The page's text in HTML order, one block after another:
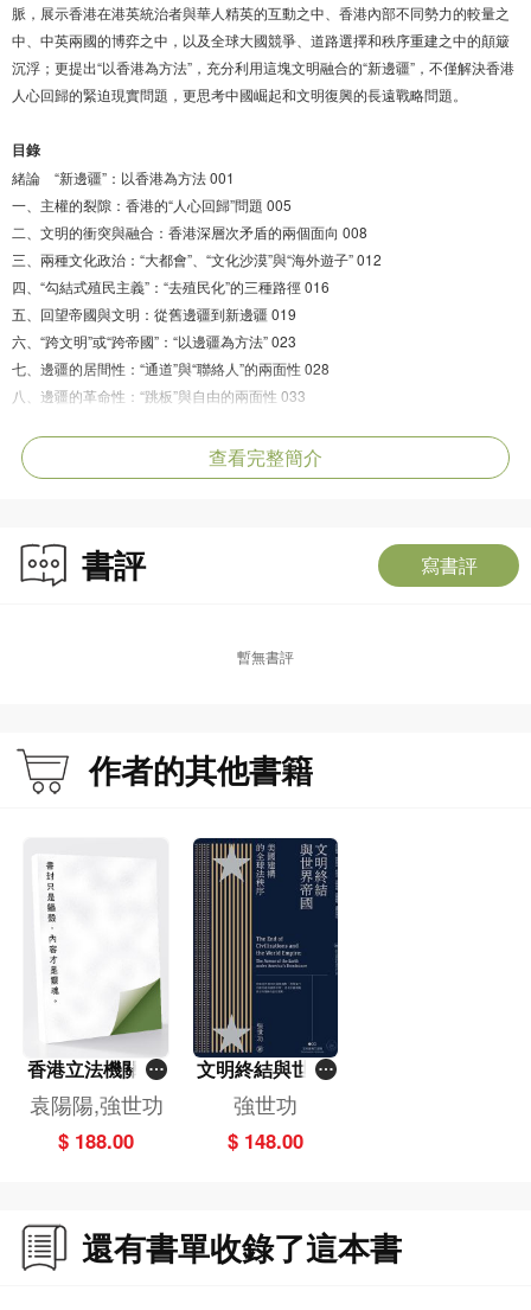
脈，展示香港在港英統治者與華人精英的互動之中、香港內部不同勢力的較量之
中、中英兩國的博弈之中，以及全球大國競爭、道路選擇和秩序重建之中的顛簸
沉浮；更提出“以香港為方法”，充分利用這塊文明融合的“新邊疆”，不僅解決香港
人心回歸的緊迫現實問題，更思考中國崛起和文明復興的長遠戰略問題。
目錄
緒論 “新邊疆”：以香港為方法 001
一、主權的裂隙：香港的“人心回歸”問題 005
二、文明的衝突與融合：香港深層次矛盾的兩個面向 008
三、兩種文化政治：“大都會”、“文化沙漠”與“海外遊子” 012
四、“勾結式殖民主義”：“去殖民化”的三種路徑 016
五、回望帝國與文明：從舊邊疆到新邊疆 019
六、“跨文明”或“跨帝國”：“以邊疆為方法” 023
七、邊疆的居間性：“通道”與“聯絡人”的兩面性 028
八、邊疆的革命性：“跳板”與自由的兩面性 033
第一編 香港的深層秩序 047
一、何種“政治”，誰來“吸納”？ 051
二、總督制：帝國憲制的樞紐 056
五、殖民政治的秘訣：“條約下的精英共治”？ 075
一、“睜眼看世界”的窗口 091
二、“第三空間”：革命網絡中的樞紐 096
五、“洗腦贏心”與“麥理浩治港” 117
六、自由與愛國：革命的政治理想主義 130
七、尾聲：無言的幽怨 135
第三章 九龍城寨與香港大學 139
一、海洋世界與海盜 141
二、競逐中國未來：爭奪中國教育主導權 150
三、文明與野蠻：種族主義與“深度教育” 156
四、舊帝國的黃昏：香港大學的定位 165
五、“花果飄零”：儒家文化與殖民主義 172
六、“回歸”：文化中國與政治中國 179
七、尾聲：帝國的政治教誨 186
第四章 帝國的技藝：海洋帝國的法秩序 193
一、“重新朝向東方”：地理大發現 195
查看完整簡介
書評 寫書評
暫無書評
作者的其他書籍
香港立法機關關
於政制發展的辯
論（第五卷）--
第二次政改（20
袁陽陽,強世功
$ 188.00
文明終結與世界
帝國：美國建構
的全球法秩序
強世功
$ 148.00
還有書單收錄了這本書